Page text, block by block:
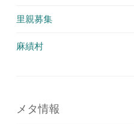
里親募集
麻績村
メタ情報